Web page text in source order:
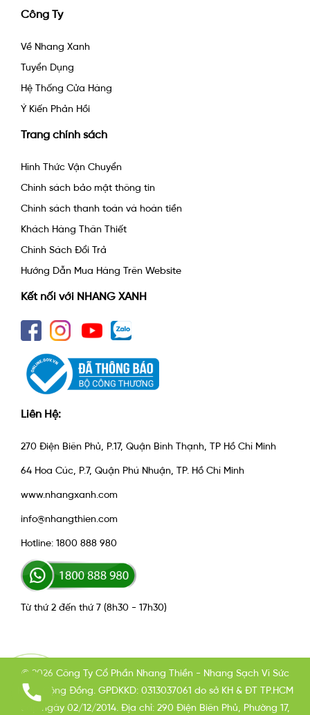
Công Ty
Về Nhang Xanh
Tuyển Dụng
Hệ Thống Cửa Hàng
Ý Kiến Phản Hồi
Trang chính sách
Hình Thức Vận Chuyển
Chính sách bảo mật thông tin
Chính sách thanh toán và hoàn tiền
Khách Hàng Thân Thiết
Chính Sách Đổi Trả
Hướng Dẫn Mua Hàng Trên Website
Kết nối với NHANG XANH
Liên Hệ:
270 Điện Biên Phủ, P.17, Quận Bình Thạnh, TP Hồ Chí Minh
64 Hoa Cúc, P.7, Quận Phú Nhuận, TP. Hồ Chí Minh
www.nhangxanh.com
info@nhangthien.com
Hotline: 1800 888 980
Từ thứ 2 đến thứ 7 (8h30 - 17h30)
© 2026 Công Ty Cổ Phần Nhang Thiền - Nhang Sạch Vì Sức
Khỏe Cộng Đồng. GPDKKD: 0313037061 do sở KH & ĐT TP.HCM
cấp ngày 02/12/2014. Địa chỉ: 290 Điện Biên Phủ, Phường 17,